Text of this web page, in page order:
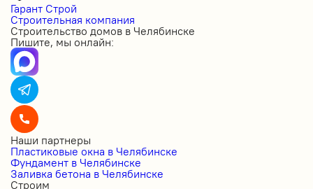
Гарант Строй
Строительная компания
Строительство домов в Челябинске
Пишите, мы онлайн:
Наши партнеры
Пластиковые окна в Челябинске
Фундамент в Челябинске
Заливка бетона в Челябинске
Строим